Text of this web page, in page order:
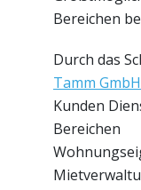
Bereichen
Durch das
Tamm
Kunden
Bereichen